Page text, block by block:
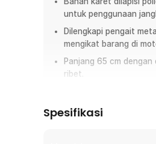
Pick
untuk penggunaan
Dilengkapi pengait
mengikat barang di
Panjang 65 cm
ribet.
Spesifikasi